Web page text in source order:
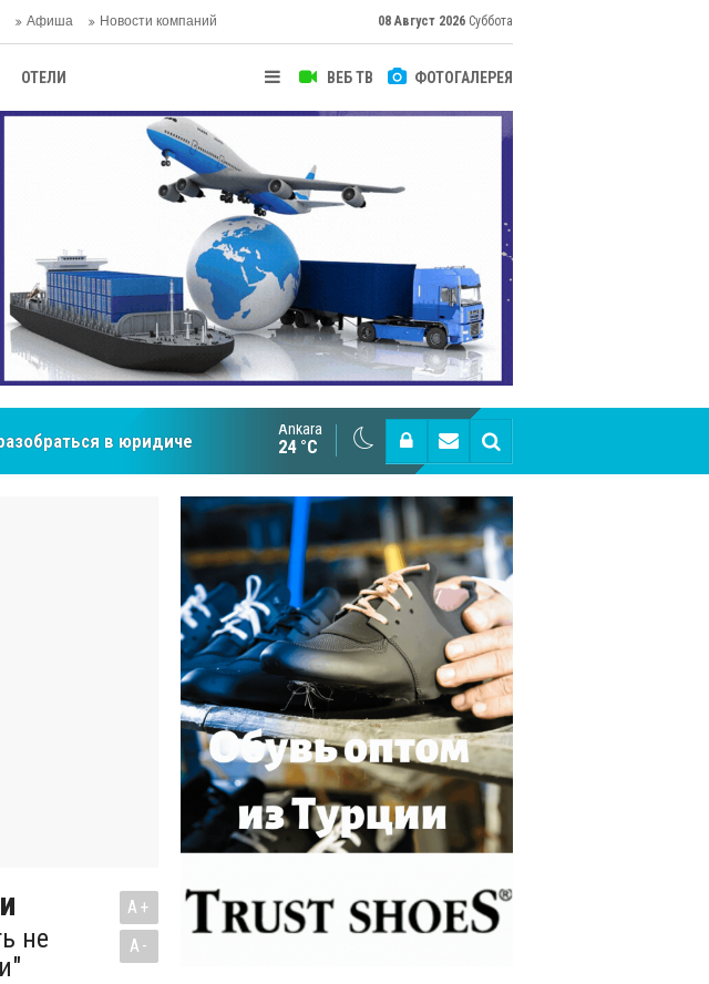
Афиша Новости компаний 08 Август 2026 Суббота
ВЕБ ТВ ФОТОГАЛЕРЕЯ
ОТЕЛИ
в юридических
Центральной Азии
Cottonhill покоряет мировые рынки
Ankara
24 °C
не
A+
A-